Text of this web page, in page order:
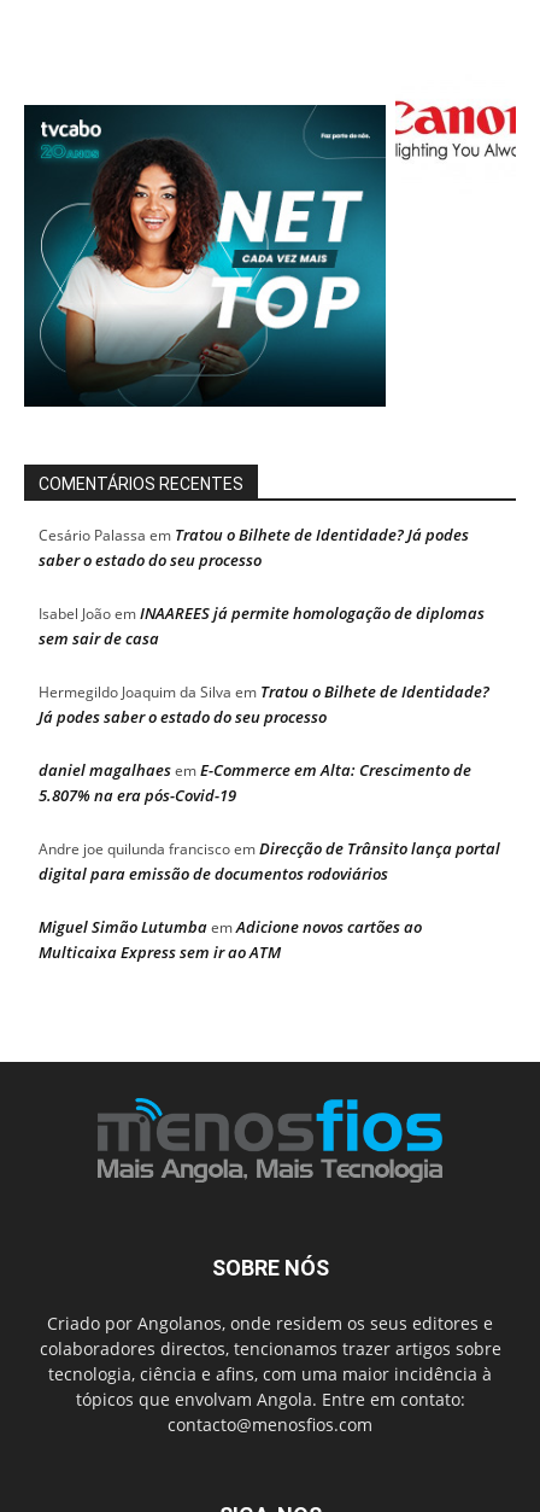
COMENTÁRIOS RECENTES
Cesário Palassa em Tratou o Bilhete de Identidade? Já podes
saber o estado do seu processo
Isabel JoãoemINAAREES já permite homologação de diplomas
sem sair de casa
Hermegildo Joaquim da Silva em Tratou o Bilhete de Identidade?
Já podes saber o estado do seu processo
daniel magalhaesemE-Commerce em Alta: Crescimento de
5.807% na era pós-Covid-19
Andre joe quilunda franciscoemDirecção de Trânsito lança portal
digital para emissão de documentos rodoviários
Miguel Simão LutumbaemAdicione novos cartões ao
Multicaixa Express sem ir ao ATM
SOBRE NÓS
Criado por Angolanos, onde residem os seus editores e
colaboradores directos, tencionamos trazer artigos sobre
tecnologia, ciência e afins, com uma maior incidência à
tópicos que envolvam Angola. Entre em contato:
contacto@menosfios.com